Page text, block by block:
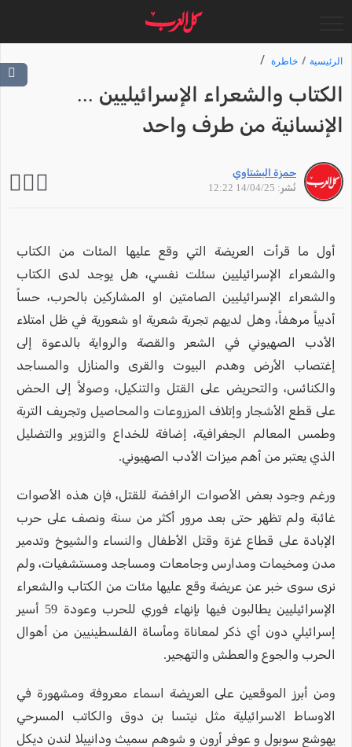
الرئيسية خاطرة
الكتاب والشعراء الإسرائيليين ...
الإنسانية من طرف واحد
حمزة البشتاوي
نُشر: 14/04/25 12:22
أول ما قرأت العريضة التي وقع عليها المئات من الكتاب
والشعراء الإسرائيليين سئلت نفسي، هل يوجد لدى الكتاب
والشعراء الإسرائيليين الصامتين او المشاركين بالحرب، حساً
أدبياً مرهفاً، وهل لديهم تجربة شعرية او شعورية في ظل امتلاء
الأدب الصهيوني في الشعر والقصة والرواية بالدعوة إلى
إغتصاب الأرض وهدم البيوت والقرى والمنازل والمساجد
والكنائس، والتحريض على القتل والتنكيل، وصولاً إلى الحض
على قطع الأشجار وإتلاف المزروعات والمحاصيل وتجريف التربة
وطمس المعالم الجغرافية، إضافة للخداع والتزوير والتضليل
الذي يعتبر من أهم ميزات الأدب الصهيوني.
ورغم وجود بعض الأصوات الرافضة للقتل، فإن هذه الأصوات
غائبة ولم تظهر حتى بعد مرور أكثر من سنة ونصف على حرب
الإبادة على قطاع غزة وقتل الأطفال والنساء والشيوخ وتدمير
مدن ومخيمات ومدارس وجامعات ومساجد ومستشفيات، ولم
نرى سوى خبر عن عريضة وقع عليها مئات من الكتاب والشعراء
الإسرائيليين يطالبون فيها بإنهاء فوري للحرب وعودة 59 أسير
إسرائيلي دون أي ذكر لمعاناة ومأساة الفلسطينيين من أهوال
الحرب والجوع والعطش والتهجير.
ومن أبرز الموقعين على العريضة اسماء معروفة ومشهورة في
الاوساط الاسرائيلية مثل نيتسا بن دوق والكاتب المسرحي
يهوشع سوبول و عوفر أرون و شوهم سميث ودانييلا لندن ديكل